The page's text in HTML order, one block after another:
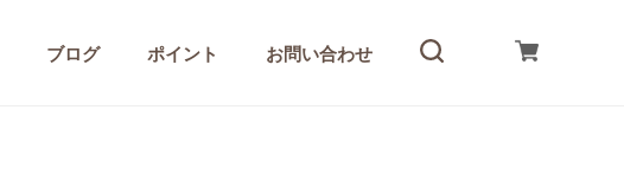
ブログ ポイント お問い合わせ